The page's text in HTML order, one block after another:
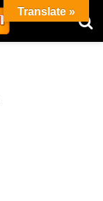
Translate »